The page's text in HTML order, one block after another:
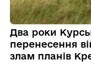
Два роки
перенесення
злам планів